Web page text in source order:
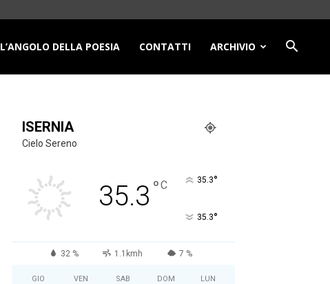
L’ANGOLO DELLA POESIA CONTATTI ARCHIVIO
ISERNIA
Cielo Sereno
35.3 °C 35.3°
35.3°
32 % 1.1kmh 7 %
GIO VEN SAB DOM LUN